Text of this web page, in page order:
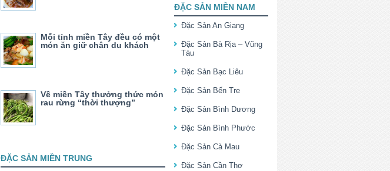
Mỗi tỉnh miền Tây đều có một
món ăn giữ chân du khách
Về miền Tây thưởng thức món
rau rừng “thời thượng”
ĐẶC SẢN MIỀN TRUNG
ĐẶC SẢN MIỀN NAM
Đặc Sản An Giang
Đặc Sản Bà Rịa – Vũng
Tàu
Đặc Sản Bạc Liêu
Đặc Sản Bến Tre
Đặc Sản Bình Dương
Đặc Sản Bình Phước
Đặc Sản Cà Mau
Đặc Sản Cần Thơ